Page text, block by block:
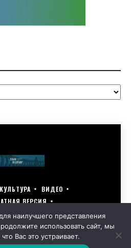
КУЛЬТУРА
ВИДЕО
ВЕРСИЯ
СВОЕГО ГОРОДА 15–17 МАРТА
ЗАЩИЩЕНЫ | РАЗРАБОТАНО KARTOEV.RU
ПЕРСОНАЛЬНЫХ ДАННЫХ
наилучшего представления
использовать сайт, мы
Вас это устраивает.